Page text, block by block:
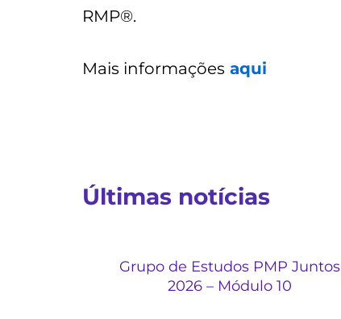
RMP®.
Mais informações aqui
Últimas notícias
Grupo de Estudos PMP Juntos
2026 – Módulo 10